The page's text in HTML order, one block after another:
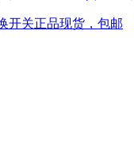
开关正品现货，包邮